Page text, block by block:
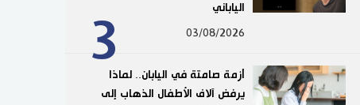
3
الياباني
03/08/2026
أزمة صامتة في اليابان.. لماذا
يرفض آلاف الأطفال الذهاب إلى